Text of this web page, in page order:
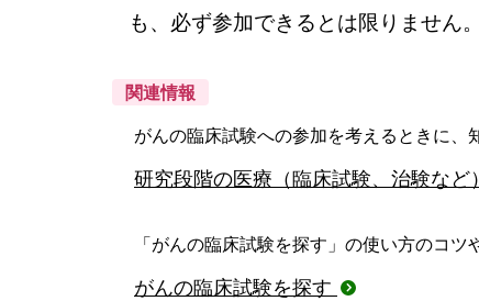
も、必ず参加できるとは限りません。
関連情報
がんの臨床試験への参加を考えるときに、
研究段階の医療（臨床試験、治験な
「がんの臨床試験を探す」の使い方のコツ
がんの臨床試験を探す